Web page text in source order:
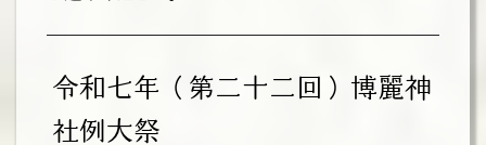
令和七年（第二十二回）博麗神
社例大祭